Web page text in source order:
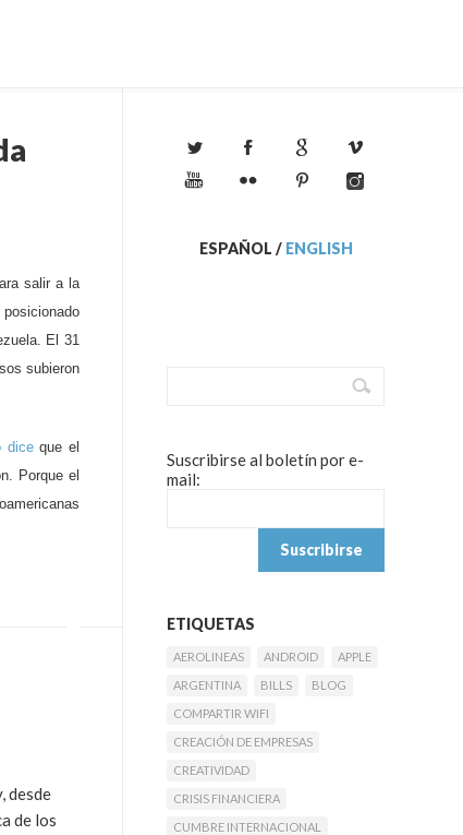
salir a la
El31
subieron
diceque el
Porque el
desde
de los
ESPAÑOL / ENGLISH
Suscribirse al boletín por e-
mail:
ETIQUETAS
AEROLINEAS ANDROID
APPLE
ARGENTINA
BILLS
BLOG
COMPARTIR WIFI
CREACIÓN DE EMPRESAS
CREATIVIDAD
CRISIS FINANCIERA
CUMBRE INTERNACIONAL